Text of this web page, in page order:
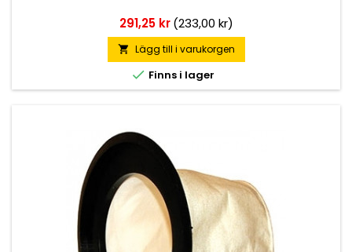
Pris
291,25 kr (233,00 kr)
 Lägg till i varukorgen
 Finns i lager